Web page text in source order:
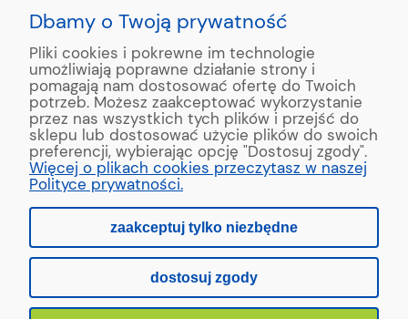
+48 663195531
ul. Reymonta 2
89-500 Tuchola
Copyright © 2022 MAAD Zaginarki - Producent Maszyn
Blacharskich. Produkcja:MinisterstwoReklamy.pl
pokaż pełną wersję strony
Sklep internetowy Shoper.pl
Dbamy o Twoją prywatność
Pliki cookies i pokrewne im technologie
umożliwiają poprawne działanie strony i
pomagają nam dostosować ofertę do Twoich
potrzeb. Możesz zaakceptować wykorzystanie
przez nas wszystkich tych plików i przejść do
sklepu lub dostosować użycie plików do swoich
preferencji, wybierając opcję "Dostosuj zgody".
Więcej o plikach cookies przeczytasz w naszej
Polityce prywatności.
zaakceptuj tylko niezbędne
dostosuj zgody